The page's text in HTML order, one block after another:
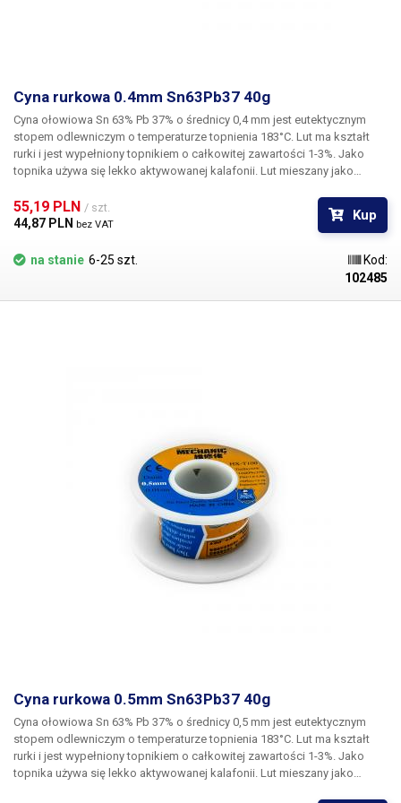
Cyna rurkowa 0.4mm Sn63Pb37 40g
Cyna ołowiowa Sn 63% Pb 37% o średnicy 0,4 mm jest eutektycznym
stopem odlewniczym o temperaturze topnienia 183°C. Lut ma kształt
rurki i jest wypełniony topnikiem o całkowitej zawartości 1-3%. Jako
topnika używa się lekko aktywowanej kalafonii. Lut mieszany jako
charakteryzuje się najkorzystniejszymi właściwościami do stosowania
w elektrotechnice - tj. doskonałą przewodnością elektryczną, a także
cewce. Masa cyny: 40 g.
55,19 PLN / szt.
44,87 PLN bez VAT
Kup
na stanie 6-25 szt.
Kod:
102485
Cyna rurkowa 0.5mm Sn63Pb37 40g
Cyna ołowiowa Sn 63% Pb 37% o średnicy 0,5 mm jest eutektycznym
stopem odlewniczym o temperaturze topnienia 183°C. Lut ma kształt
rurki i jest wypełniony topnikiem o całkowitej zawartości 1-3%. Jako
topnika używa się lekko aktywowanej kalafonii. Lut mieszany jako